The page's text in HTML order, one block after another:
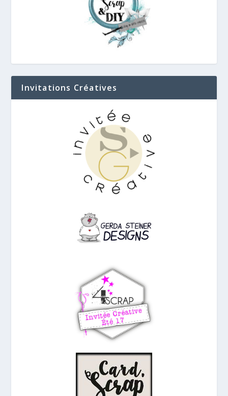
Invitations Créatives